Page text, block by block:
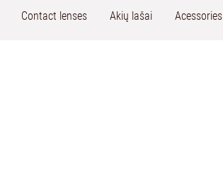
Contact lenses Akių lašai Acessories